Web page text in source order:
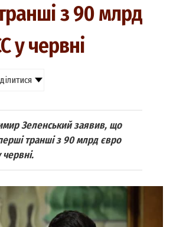
з 90 млрд
у червні
Зеленський заявив, що
транші з 90 млрд євро
червні.